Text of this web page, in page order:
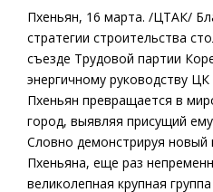
Пхеньян, 16 марта. /ЦТАК/
стратегии строительства
съезде Трудовой партии
энергичному руководству
Пхеньян превращается в
город, выявляя присущий
Словно демонстрируя новый
Пхеньяна, еще раз
великолепная крупная